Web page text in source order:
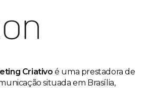
Criativo é uma prestadora de
situada em Brasília,